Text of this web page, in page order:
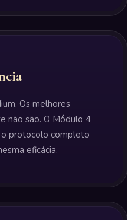
Os melhores
não são. O Módulo 4
o protocolo completo
eficácia.